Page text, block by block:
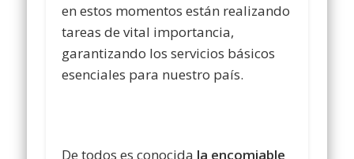
en estos momentos están realizando
tareas de vital importancia,
garantizando los servicios básicos
esenciales para nuestro país.
De todos es conocida la encomiable